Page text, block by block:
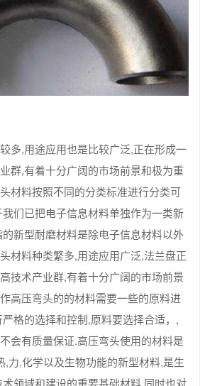
多,用途应用也是比较广泛,正在形成一
群,有着十分广阔的市场前景和极为重
材料按照不同的分类标准进行分类可
们已把电子信息材料单独作为一类新
新型耐磨材料是除电子信息材料以外
材料种类繁多,用途应用广泛,法兰盘正
技术产业群,有着十分广阔的市场前景
高压弯头的的材料需要一些的原料进
格的选择和控制,原料要选择合适，,
会有质量保证.高压弯头使用的材料是
,力,化学以及生物功能的新型材料,是生
领域和建设的重要基础材料,同时也对